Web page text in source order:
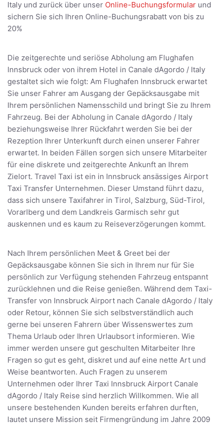
Italy und zurück über unser Online-Buchungsformular und
sichern Sie sich Ihren Online-Buchungsrabatt von bis zu
20%
Die zeitgerechte und seriöse Abholung am Flughafen
Innsbruck oder von ihrem Hotel in Canale dAgordo / Italy
gestaltet sich wie folgt: Am Flughafen Innsbruck erwartet
Sie unser Fahrer am Ausgang der Gepäcksausgabe mit
Ihrem persönlichen Namensschild und bringt Sie zu Ihrem
Fahrzeug. Bei der Abholung in Canale dAgordo / Italy
beziehungsweise Ihrer Rückfahrt werden Sie bei der
Rezeption Ihrer Unterkunft durch einen unserer Fahrer
erwartet. In beiden Fällen sorgen sich unsere Mitarbeiter
für eine diskrete und zeitgerechte Ankunft an Ihrem
Zielort. Travel Taxi ist ein in Innsbruck ansässiges Airport
Taxi Transfer Unternehmen. Dieser Umstand führt dazu,
dass sich unsere Taxifahrer in Tirol, Salzburg, Süd-Tirol,
Vorarlberg und dem Landkreis Garmisch sehr gut
auskennen und es kaum zu Reiseverzögerungen kommt.
Nach Ihrem persönlichen Meet & Greet bei der
Gepäcksausgabe können Sie sich in Ihrem nur für Sie
persönlich zur Verfügung stehenden Fahrzeug entspannt
zurücklehnen und die Reise genießen. Während dem Taxi-
Transfer von Innsbruck Airport nach Canale dAgordo / Italy
oder Retour, können Sie sich selbstverständlich auch
gerne bei unseren Fahrern über Wissenswertes zum
Thema Urlaub oder Ihren Urlaubsort informieren. Wie
immer werden unsere gut geschulten Mitarbeiter Ihre
Fragen so gut es geht, diskret und auf eine nette Art und
Weise beantworten. Auch Fragen zu unserem
Unternehmen oder Ihrer Taxi Innsbruck Airport Canale
dAgordo / Italy Reise sind herzlich Willkommen. Wie all
unsere bestehenden Kunden bereits erfahren durften,
lautet unsere Mission seit Firmengründung im Jahre 2009